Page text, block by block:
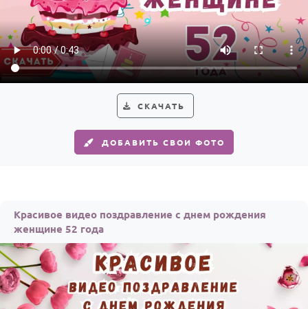
СКАЧАТЬ
ДОБАВИТЬ СВОИ ФОТО
Красивое видео поздравление с днем рождения
женщине 52 года